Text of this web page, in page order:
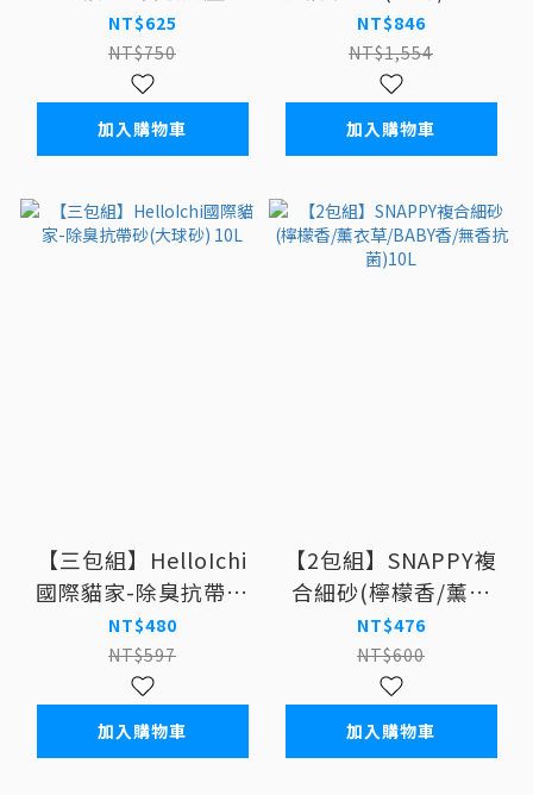
臭貓砂(紅標) 11KG
NT$625
NT$750
加入購物車
綠茶/活性碳)
NT$846
NT$1,554
加入購物車
【三包組】HelloIchi
國際貓家-除臭抗帶砂
(大球砂) 10L
NT$480
NT$597
加入購物車
【2包組】SNAPPY複
合細砂(檸檬香/薰衣
草/BABY香/無香抗
菌)10L
NT$476
NT$600
加入購物車